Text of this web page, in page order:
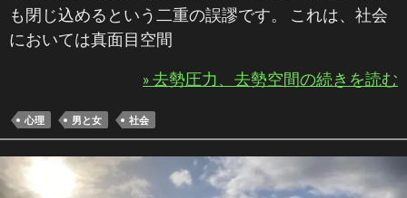
も閉じ込めるという二重の誤謬です。 これは、社会
においては真面目空間
» 去勢圧力、去勢空間の続きを読む
心理 男と女 社会